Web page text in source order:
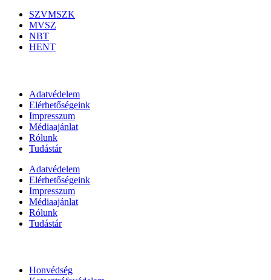
SZVMSZK
MVSZ
NBT
HENT
Adatvédelem
Elérhetőségeink
Impresszum
Médiaajánlat
Rólunk
Tudástár
Adatvédelem
Elérhetőségeink
Impresszum
Médiaajánlat
Rólunk
Tudástár
Honvédség